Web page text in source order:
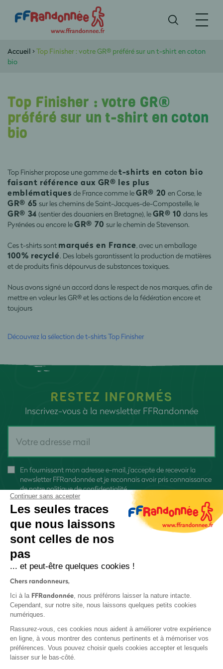
Accueil >Top Finisher : votre GR® préféré sur un t-shirt en coton
bio
Top Finisher : votre GR®
préféré sur un t-shirt en coton
bio
Top Finisher propose une gamme det-shirts en coton bio
faisant référence aux GR® les plus
emblématiques de France comme leGR® 20 en Corse, le
GR® 65 sur les chemins de Saint-Jacques-de-Compostelle, le
GR® 34 (sentier des douaniers en Bretagne), leGR® 10 dans les
Pyrénées ou encore leGR® 70 sur le chemin de Stevenson.
Ces t-shirts sont marqués en France, avec un emballage
100% recyclé. Des labels garantissent la production de matières
et de produits finis dépourvus de substances toxiques.
Nous avons signé un accord dans le respect de nos marques, afin de
mettre en valeur les GR® et les actions de la fédération encore et
toujours
Découvrez la sélection de t-shirts Top Finisher
RESTEZ INFORMÉS
Inscrivez-vous à la newsletter FFRandonnée
En fournissant mon adresse e-mail, j'accepte de recevoir la
newsletter FFRandonnée et je reconnais avoir pris connaissance
denotre politique de confidentialité
Protection des données
Politique de confidentialité
Continuer sans accepter
Les seules traces
que nous laissons
sont celles de nos
pas
... et peut-être quelques cookies !
Chers randonneurs,
Ici à la FFRandonnée, nous préférons laisser la nature intacte.
Cependant, sur notre site, nous laissons quelques petits cookies
numériques.
Rassurez-vous, ces cookies nous aident à améliorer votre expérience
en ligne, à vous montrer des contenus pertinents et à mémoriser vos
préférences. Vous pouvez choisir quels cookies accepter et lesquels
laisser sur le bas-côté.